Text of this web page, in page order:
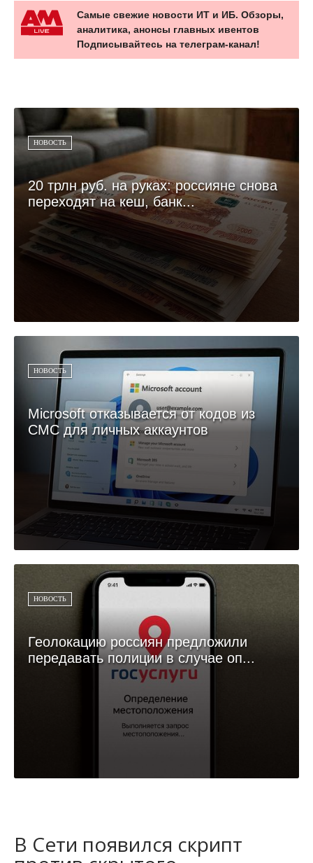
Самые свежие новости ИТ и ИБ. Обзоры,
аналитика, анонсы главных ивентов
Подписывайтесь на телеграм-канал!
НОВОСТЬ
20 трлн руб. на руках: россияне снова
переходят на кеш, банк...
НОВОСТЬ
Microsoft отказывается от кодов из
СМС для личных аккаунтов
НОВОСТЬ
Геолокацию россиян предложили
передавать полиции в случае оп...
В Сети появился скрипт